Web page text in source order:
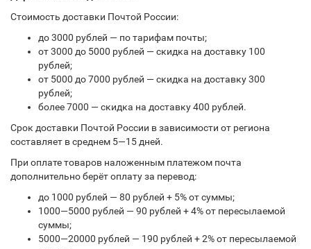
Стоимость доставки Почтой России:
до 3000 рублей — по тарифам почты;
от 3000 до 5000 рублей — скидка на доставку 100
рублей;
от 5000 до 7000 рублей — скидка на доставку 300
рублей;
более 7000 — скидка на доставку 400 рублей.
Срок доставки Почтой России в зависимости от региона
составляет в среднем 5—15 дней.
При оплате товаров наложенным платежом почта
дополнительно берёт оплату за перевод:
до 1000 рублей — 80 рублей + 5% от суммы;
1000—5000 рублей — 90 рублей + 4% от пересылаемой
суммы;
5000—20000 рублей — 190 рублей + 2% от пересылаемой